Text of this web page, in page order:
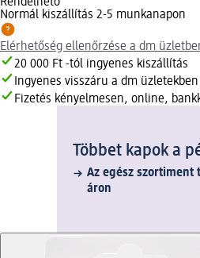
Rendelhető
Normál kiszállítás 2-5 munkanapon
Elérhetőség ellenőrzése a dm
20 000 Ft -tól ingyenes kiszállítás
Ingyenes visszáru a dm üzletekben
Fizetés kényelmesen, online,
Többet kapok a
Az egész szortiment
áron